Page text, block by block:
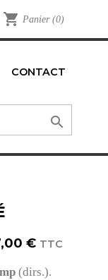
shopping_cart Panier (0)
CONTACT

€ TTC
(dirs.).